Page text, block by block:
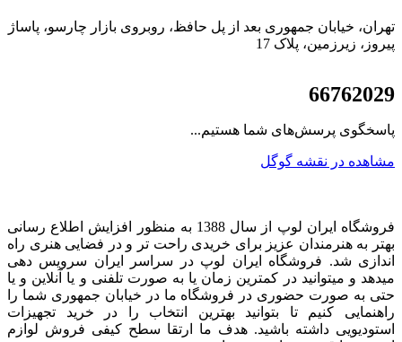
تهران، خیابان جمهوری بعد از پل حافظ، روبروی بازار چارسو، پاساژ
پیروز، زیرزمین، پلاک 17
66762029
پاسخگوی پرسش‌های شما هستیم...
مشاهده در نقشه گوگل
فروشگاه ایران لوپ از سال 1388 به منظور افزایش اطلاع رسانی
بهتر به هنرمندان عزیز برای خریدی راحت تر و در فضایی هنری راه
اندازی شد. فروشگاه ایران لوپ در سراسر ایران سرویس دهی
میدهد و میتوانید در کمترین زمان یا به صورت تلفنی و یا آنلاین و یا
حتی به صورت حضوری در فروشگاه ما در خیابان جمهوری شما را
راهنمایی کنیم تا بتوانید بهترین انتخاب را در خرید تجهیزات
استودیویی داشته باشید. هدف ما ارتقا سطح کیفی فروش لوازم